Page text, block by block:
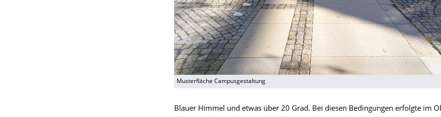
Musterfläche Campusgestaltung
Blauer Himmel und etwas über 20 Grad. Bei diesen Bedingungen erfolgte im